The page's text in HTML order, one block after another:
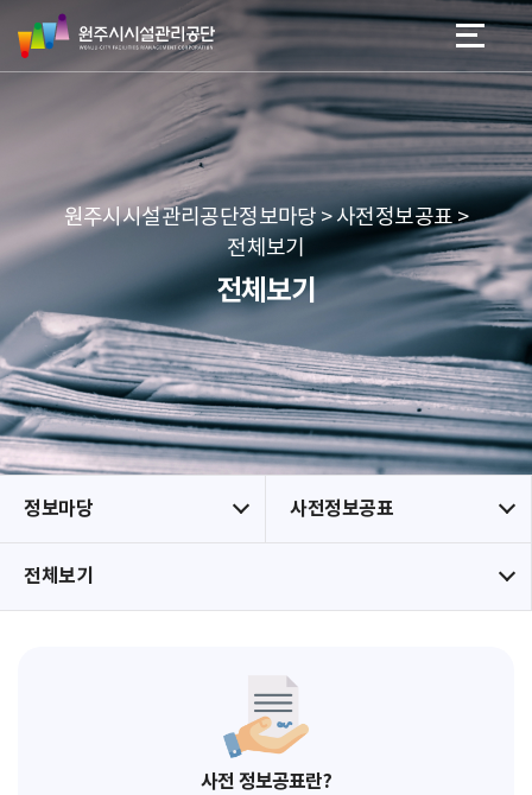
네
본문 바로가기
메뉴 바로가기
원
주
시
리
공
단
원주시시설관리공단정보마당 > 사전정보공표 >
전체보기
전체보기
정보마당 사전정보공표
전체보기
사전 정보공표란?